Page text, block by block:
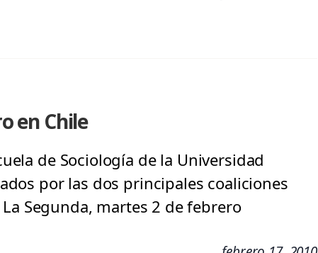
en Chile
de Sociología de la Universidad
por las dos principales coaliciones
Segunda, martes 2 de febrero